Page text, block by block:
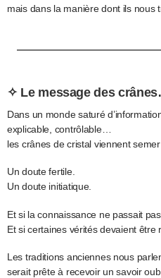
mais dans la manière dont ils nous
✧ Le message des
Dans un monde saturé
explicable, contrôlable…
les crânes de cristal viennent
Un doute fertile.
Un doute initiatique.
Et si la connaissance ne passait
Et si certaines vérités devaient
Les traditions anciennes nous
serait prête à recevoir un savoir